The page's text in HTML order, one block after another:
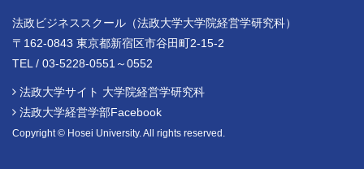
法政ビジネススクール（法政大学大学院経営学研究科）
〒162-0843 東京都新宿区市谷田町2-15-2
TEL / 03-5228-0551～0552
法政大学サイト 大学院経営学研究科
法政大学経営学部Facebook
Copyright © Hosei University. All rights reserved.